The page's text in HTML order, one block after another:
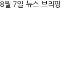
8월 7일 뉴스 브리핑